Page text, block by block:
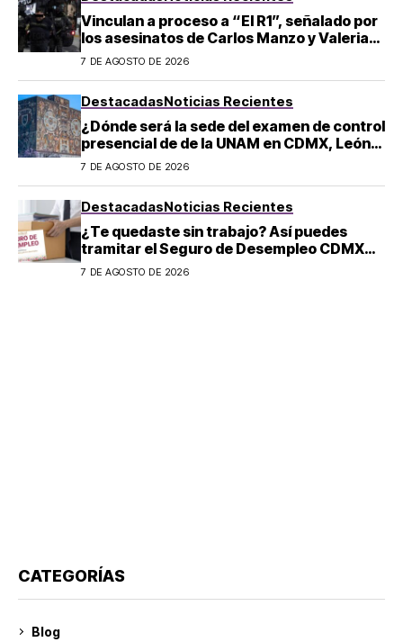
Vinculan a proceso a “El R1”, señalado por
los asesinatos de Carlos Manzo y Valeria
Márquez
7 DE AGOSTO DE 2026
DestacadasNoticias Recientes
¿Dónde será la sede del examen de control
presencial de de la UNAM en CDMX, León,
Oaxaca y Tijuana?
7 DE AGOSTO DE 2026
DestacadasNoticias Recientes
¿Te quedaste sin trabajo? Así puedes
tramitar el Seguro de Desempleo CDMX
2026: convocatoria y requisitos
7 DE AGOSTO DE 2026
CATEGORÍAS
Blog